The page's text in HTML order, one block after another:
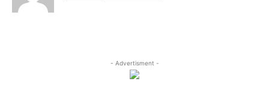
- Advertisment -